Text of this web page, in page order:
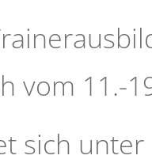
vom 11.-
sich